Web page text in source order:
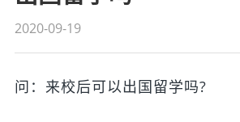
2020-09-19
问：来校后可以出国留学吗?